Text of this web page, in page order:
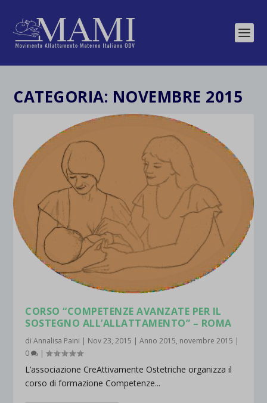
CATEGORIA: NOVEMBRE 2015
CORSO “COMPETENZE AVANZATE PER IL
SOSTEGNO ALL’ALLATTAMENTO” – ROMA
diAnnalisa Paini | Nov 23, 2015 |Anno 2015, novembre 2015 |
0
|
L’associazione CreAttivamente Ostetriche organizza il
corso di formazione Competenze...